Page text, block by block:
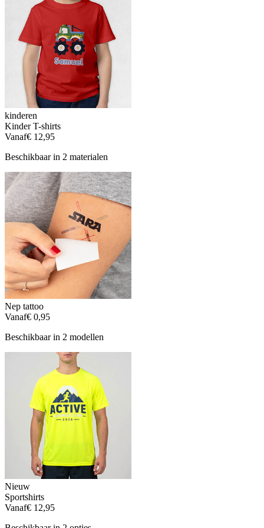
kinderen
Kinder T-shirts
Vanaf€ 12,95
Beschikbaar in 2 materialen
Nep tattoo
Vanaf€ 0,95
Beschikbaar in 2 modellen
Nieuw
Sportshirts
Vanaf€ 12,95